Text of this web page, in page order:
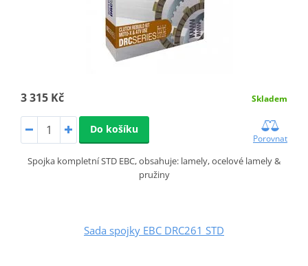
3 315 Kč Skladem
Do košíku
Porovnat
Spojka kompletní STD EBC, obsahuje: lamely, ocelové lamely &
pružiny
Sada spojky EBC DRC261 STD